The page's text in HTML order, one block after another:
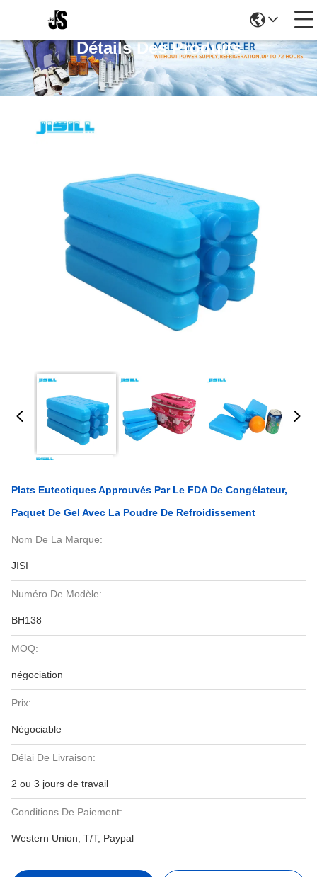
Détails Des Produits
Plats Eutectiques Approuvés Par Le FDA De Congélateur,
Paquet De Gel Avec La Poudre De Refroidissement
Nom De La Marque:
JISI
Numéro De Modèle:
BH138
MOQ:
négociation
Prix:
Négociable
Délai De Livraison:
2 ou 3 jours de travail
Conditions De Paiement:
Western Union, T/T, Paypal